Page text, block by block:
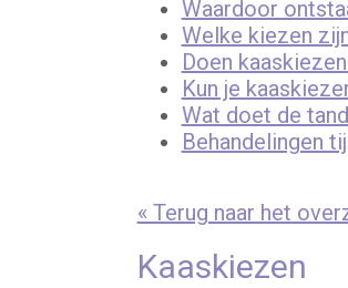
Waardoor
Welke kiezen
Doen
Kun je
Wat doet de
Behandelingen
« Terug naar het
Kaaskiezen